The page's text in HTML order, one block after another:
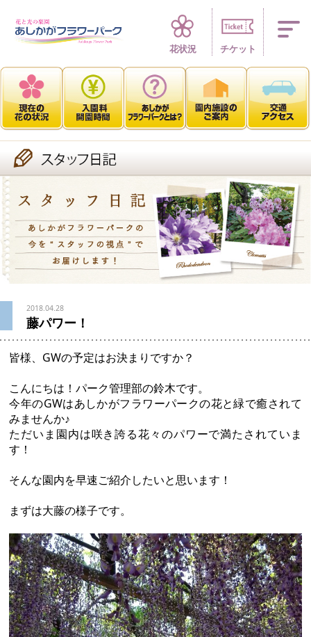
四季折々 花の
花状況 チケット
2018.04.28
藤パワー！
皆様、GWの予定はお決まりですか？
こんにちは！パーク管理部の鈴木です。
今年のGWはあしかがフラワーパークの花と緑で癒されて
みませんか♪
ただいま園内は咲き誇る花々のパワーで満たされていま
す！
そんな園内を早速ご紹介したいと思います！
まずは大藤の様子です。